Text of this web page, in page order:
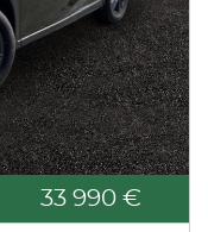
33 990 €